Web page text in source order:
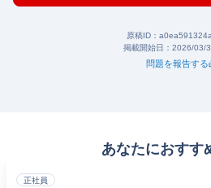
原稿ID：
掲載開始日： 2026/03/
問題を報告する
あなたにおすす
正社員